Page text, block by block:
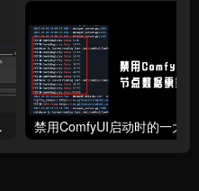
接